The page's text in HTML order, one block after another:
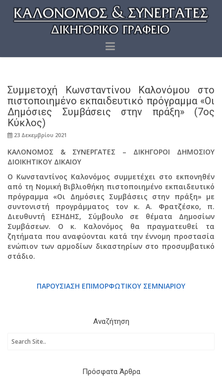
Συμμετοχή Κωνσταντίνου Καλονόμου στο
πιστοποιημένο εκπαιδευτικό πρόγραμμα «Οι
Δημόσιες Συμβάσεις στην πράξη» (7ος
Κύκλος)
23 Δεκεμβρίου 2021
ΚΑΛΟΝΟΜΟΣ & ΣΥΝΕΡΓΑΤΕΣ – ΔΙΚΗΓΟΡΟΙ ΔΗΜΟΣΙΟΥ
ΔΙΟΙΚΗΤΙΚΟΥ ΔΙΚΑΙΟΥ
Ο Κωνσταντίνος Καλονόμος συμμετέχει στο εκπονηθέν
από τη Νομική Βιβλιοθήκη πιστοποιημένο εκπαιδευτικό
πρόγραμμα «Οι Δημόσιες Συμβάσεις στην πράξη» με
συντονιστή προγράμματος τον κ. Α. Φρατζέσκο, π.
Διευθυντή ΕΣΗΔΗΣ, Σύμβουλο σε θέματα Δημοσίων
Συμβάσεων. Ο κ. Καλονόμος θα πραγματευθεί τα
ζητήματα που αναφύονται κατά την έννομη προστασία
ενώπιον των αρμοδίων δικαστηρίων στο προσυμβατικό
στάδιο.
ΠΑΡΟΥΣΙΑΣΗ ΕΠΙΜΟΡΦΩΤΙΚΟΥ ΣΕΜΝΙΑΡΙΟΥ
Αναζήτηση
Πρόσφατα Άρθρα